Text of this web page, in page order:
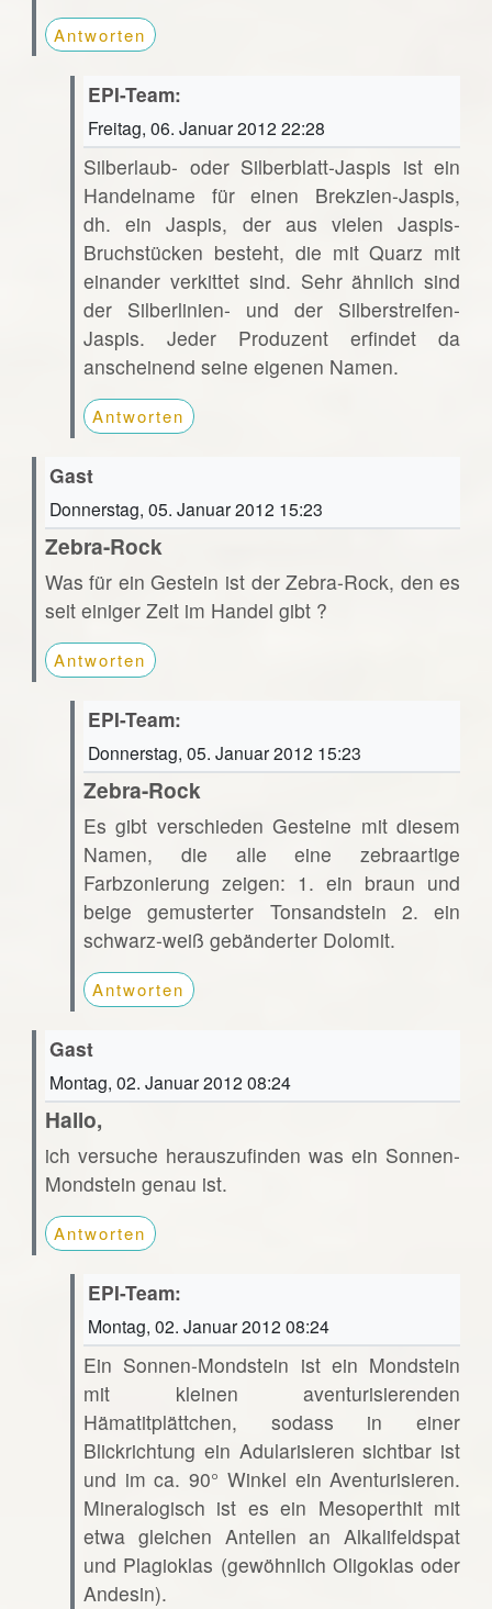
Antworten
EPI-Team:
Freitag, 06. Januar 2012 22:28
Silberlaub- oder Silberblatt-Jaspis ist ein
Handelname für einen Brekzien-Jaspis,
dh. ein Jaspis, der aus vielen Jaspis-
Bruchstücken besteht, die mit Quarz mit
einander verkittet sind. Sehr ähnlich sind
der Silberlinien- und der Silberstreifen-
Jaspis. Jeder Produzent erfindet da
anscheinend seine eigenen Namen.
Antworten
Gast
Donnerstag, 05. Januar 2012 15:23
Zebra-Rock
Was für ein Gestein ist der Zebra-Rock, den es
seit einiger Zeit im Handel gibt ?
Antworten
EPI-Team:
Donnerstag, 05. Januar 2012 15:23
Zebra-Rock
Es gibt verschieden Gesteine mit diesem
Namen, die alle eine zebraartige
Farbzonierung zeigen: 1. ein braun und
beige gemusterter Tonsandstein 2. ein
schwarz-weiß gebänderter Dolomit.
Antworten
Gast
Montag, 02. Januar 2012 08:24
Hallo,
ich versuche herauszufinden was ein Sonnen-
Mondstein genau ist.
Antworten
EPI-Team:
Montag, 02. Januar 2012 08:24
Ein Sonnen-Mondstein ist ein Mondstein
mit kleinen aventurisierenden
Hämatitplättchen, sodass in einer
Blickrichtung ein Adularisieren sichtbar ist
und im ca. 90° Winkel ein Aventurisieren.
Mineralogisch ist es ein Mesoperthit mit
etwa gleichen Anteilen an Alkalifeldspat
und Plagioklas (gewöhnlich Oligoklas oder
Andesin).